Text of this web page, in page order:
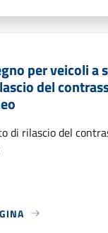
per veicoli a
del
di rilascio del